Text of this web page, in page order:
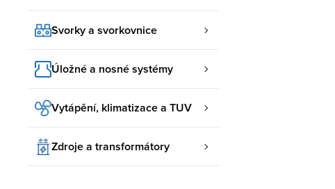
Svorky a svorkovnice
Úložné a nosné systémy
Vytápění, klimatizace a TUV
Zdroje a transformátory